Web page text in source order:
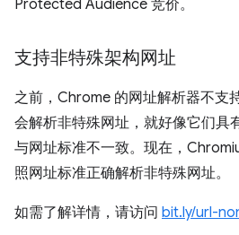
Protected Audience 竞价。
支持非特殊架构网址
之前，Chrome 的网址解析器不支
会解析非特殊网址，就好像它们具
与网址标准不一致。现在，
照网址标准正确解析非特殊网址。
如需了解详情，请访问 bit.ly/url-